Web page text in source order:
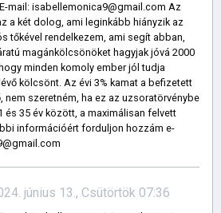
mail: isabellemonica9@gmail.com Az
a két dolog, ami leginkább hiányzik az
tőkével rendelkezem, ami segít abban,
magánkölcsönöket hagyjak jóvá 2000
minden komoly ember jól tudja
kölcsönt. Az évi 3% kamat a befizetett
szeretném, ha ez az uzsoratörvénybe
és 35 év között, a maximálisan felvett
információért forduljon hozzám e-
június 13., Csütörtök 07:36